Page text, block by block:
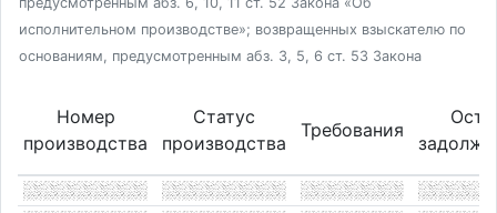
исполнительном производстве»; возвращенных взыскателю по
основаниям, предусмотренным абз. 3, 5, 6 ст. 53 Закона
Номер
производства
Статус
производства
Требования